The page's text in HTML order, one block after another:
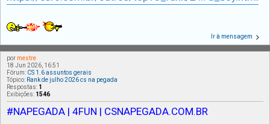
Ir à mensagem
por mestre
18 Jun 2026, 16:51
Fórum: CS 1.6 assuntos gerais
Tópico: Rank de julho 2026 cs na pegada
Respostas: 1
Exibições: 1546
#NAPEGADA | 4FUN | CSNAPEGADA.COM.BR